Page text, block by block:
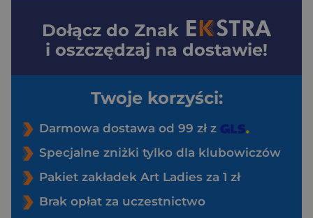
Dołącz do Znak
i oszczędzaj na dostawie!
Twoje korzyści:
Darmowa dostawa od 99 zł z
Specjalne zniżki tylko dla klubowiczów
Pakiet zakładek Art Ladies za 1 zł
Brak opłat za uczestnictwo